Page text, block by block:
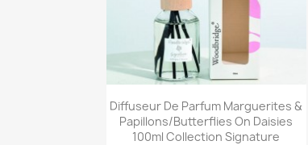
Aperçu rapide
Diffuseur De Parfum Marguerites &
Papillons/Butterflies On Daisies
100ml Collection Signature